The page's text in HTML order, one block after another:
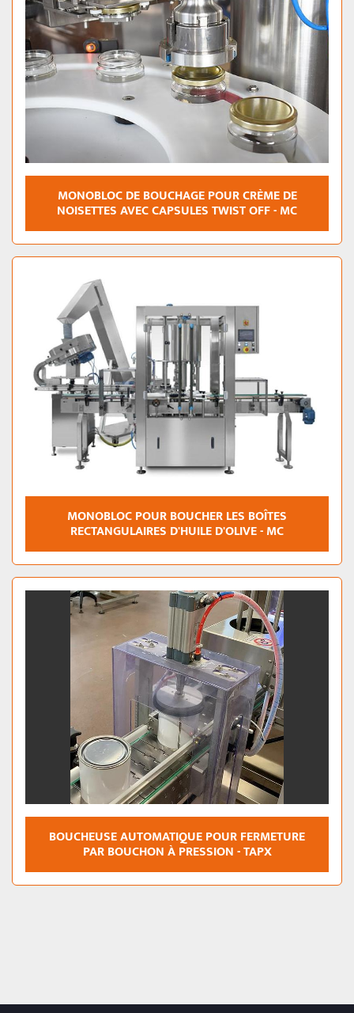
MONOBLOC DE BOUCHAGE POUR CRÈME DE
NOISETTES AVEC CAPSULES TWIST OFF - MC
MONOBLOC POUR BOUCHER LES BOÎTES
RECTANGULAIRES D'HUILE D'OLIVE - MC
BOUCHEUSE AUTOMATIQUE POUR FERMETURE
PAR BOUCHON À PRESSION - TAPX